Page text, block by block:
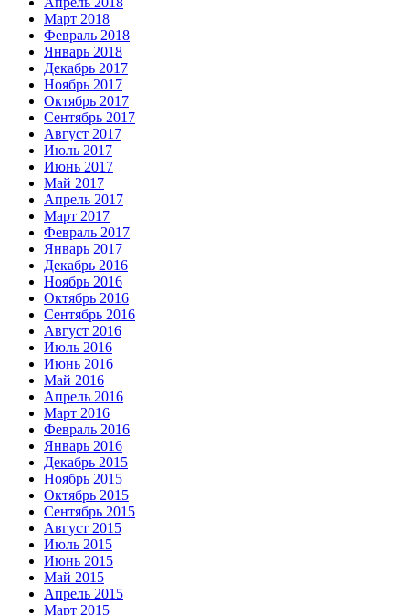
Март 2018
Февраль 2018
Январь 2018
Декабрь 2017
Ноябрь 2017
Октябрь 2017
Сентябрь 2017
Август 2017
Июль 2017
Июнь 2017
Май 2017
Апрель 2017
Март 2017
Февраль 2017
Январь 2017
Декабрь 2016
Ноябрь 2016
Октябрь 2016
Сентябрь 2016
Август 2016
Июль 2016
Июнь 2016
Май 2016
Апрель 2016
Март 2016
Февраль 2016
Январь 2016
Декабрь 2015
Ноябрь 2015
Октябрь 2015
Сентябрь 2015
Август 2015
Июль 2015
Июнь 2015
Май 2015
Апрель 2015
Март 2015